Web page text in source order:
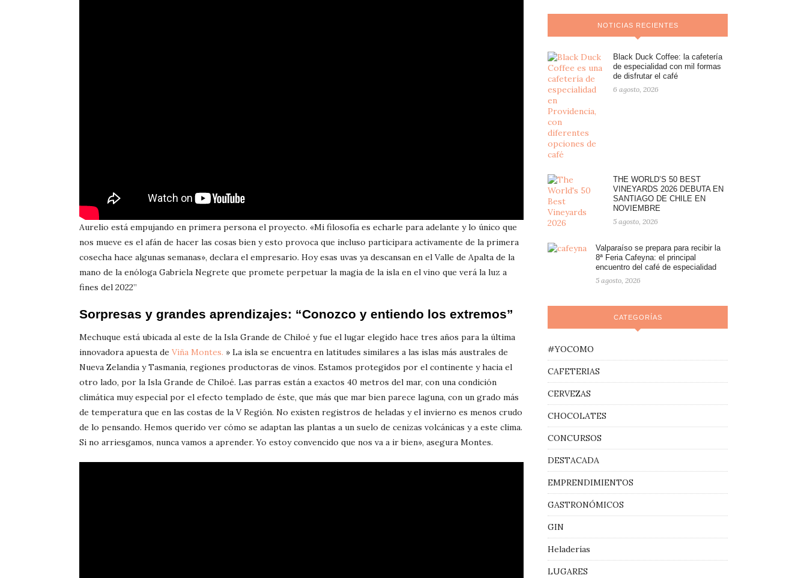
Aurelio está empujando en primera persona el proyecto. «Mi filosofía es echarle para adelante y lo único que
nos mueve es el afán de hacer las cosas bien y esto provoca que incluso participara activamente de la primera
cosecha hace algunas semanas», declara el empresario. Hoy esas uvas ya descansan en el Valle de Apalta de la
mano de la enóloga Gabriela Negrete que promete perpetuar la magia de la isla en el vino que verá la luz a
fines del 2022”
Sorpresas y grandes aprendizajes: “Conozco y entiendo los extremos”
Mechuque está ubicada al este de la Isla Grande de Chiloé y fue el lugar elegido hace tres años para la última
innovadora apuesta de Viña Montes. » La isla se encuentra en latitudes similares a las islas más australes de
Nueva Zelandia y Tasmania, regiones productoras de vinos. Estamos protegidos por el continente y hacia el
otro lado, por la Isla Grande de Chiloé. Las parras están a exactos 40 metros del mar, con una condición
climática muy especial por el efecto templado de éste, que más que mar bien parece laguna, con un grado más
de temperatura que en las costas de la V Región. No existen registros de heladas y el invierno es menos crudo
de lo pensando. Hemos querido ver cómo se adaptan las plantas a un suelo de cenizas volcánicas y a este clima.
Si no arriesgamos, nunca vamos a aprender. Yo estoy convencido que nos va a ir bien», asegura Montes.
NOTICIAS RECIENTES
Black Duck Coffee: la cafetería
de especialidad con mil formas
de disfrutar el café
6 agosto, 2026
THE WORLD’S 50 BEST
VINEYARDS 2026 DEBUTA EN
SANTIAGO DE CHILE EN
NOVIEMBRE
5 agosto, 2026
Valparaíso se prepara para recibir la
8ª Feria Cafeyna: el principal
encuentro del café de especialidad
5 agosto, 2026
CATEGORÍAS
#YOCOMO
CAFETERIAS
CERVEZAS
CHOCOLATES
CONCURSOS
DESTACADA
EMPRENDIMIENTOS
GASTRONÓMICOS
GIN
Heladerías
LUGARES